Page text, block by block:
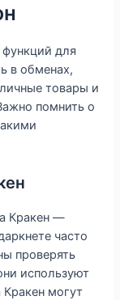
для
в обменах,
товары и
помнить о
Кракен —
часто
проверять
используют
могут